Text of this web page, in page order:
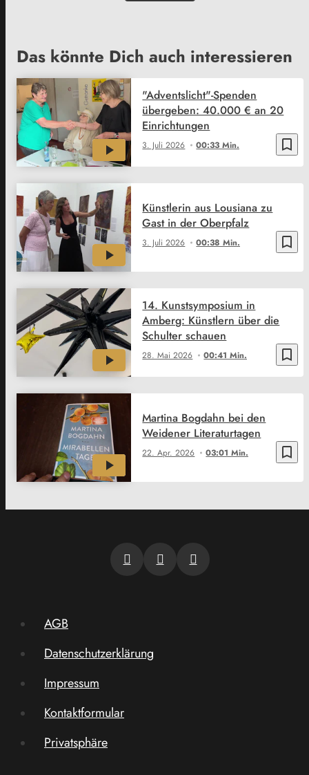
Das könnte Dich auch interessieren
bookmark_border
3. Juli 2026 00:33 Min.
"Adventslicht"-Spenden
übergeben: 40.000 € an 20
Einrichtungen
bookmark_border
3. Juli 2026 00:38 Min.
Künstlerin aus Lousiana zu
Gast in der Oberpfalz
bookmark_border
28. Mai 2026 00:41 Min.
14. Kunstsymposium in
Amberg: Künstlern über die
Schulter schauen
bookmark_border
22. Apr. 2026 03:01 Min.
Martina Bogdahn bei den
Weidener Literaturtagen
AGB
Datenschutzerklärung
Impressum
Kontaktformular
Privatsphäre